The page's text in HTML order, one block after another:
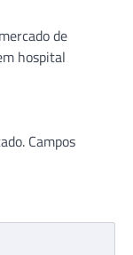
de
hospital
Campos